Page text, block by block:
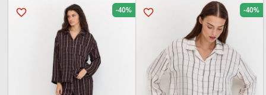
favorite_border -40%
favorite_border -40%